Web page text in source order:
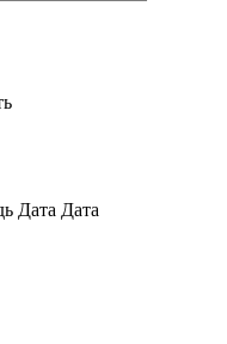
Дата Дата